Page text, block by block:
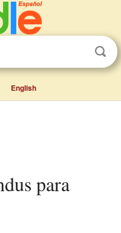
English